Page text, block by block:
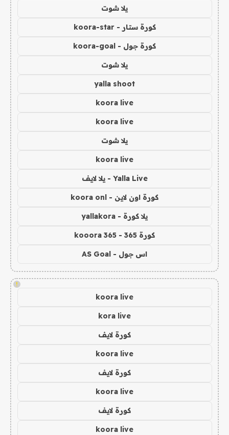
يلا شوت
كورة ستار - koora-star
كورة جول - koora-goal
يلا شوت
yalla shoot
koora live
koora live
يلا شوت
koora live
Yalla Live - يلا لايف
كورة اون لاين - koora onl
يلا كورة - yallakora
كورة 365 - kooora 365
اس جول - AS Goal
!
koora live
kora live
كورة لايف
koora live
كورة لايف
koora live
كورة لايف
koora live